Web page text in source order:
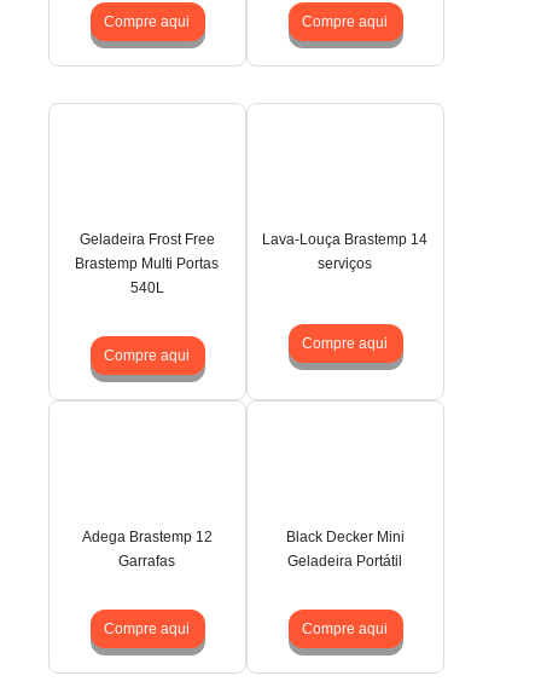
Compre aqui Compre aqui
Geladeira Frost Free
Brastemp Multi Portas
540L
Compre aqui
Lava-Louça Brastemp 14
serviços
Compre aqui
Adega Brastemp 12
Garrafas
Compre aqui
Black Decker Mini
Geladeira Portátil
Compre aqui